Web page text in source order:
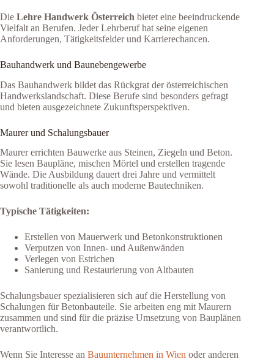
Die Lehre Handwerk Österreich bietet eine beeindruckende
Vielfalt an Berufen. Jeder Lehrberuf hat seine eigenen
Anforderungen, Tätigkeitsfelder und Karrierechancen.
Bauhandwerk und Baunebengewerbe
Das Bauhandwerk bildet das Rückgrat der österreichischen
Handwerkslandschaft. Diese Berufe sind besonders gefragt
und bieten ausgezeichnete Zukunftsperspektiven.
Maurer und Schalungsbauer
Maurer errichten Bauwerke aus Steinen, Ziegeln und Beton.
Sie lesen Baupläne, mischen Mörtel und erstellen tragende
Wände. Die Ausbildung dauert drei Jahre und vermittelt
sowohl traditionelle als auch moderne Bautechniken.
Typische Tätigkeiten:
Erstellen von Mauerwerk und Betonkonstruktionen
Verputzen von Innen- und Außenwänden
Verlegen von Estrichen
Sanierung und Restaurierung von Altbauten
Schalungsbauer spezialisieren sich auf die Herstellung von
Schalungen für Betonbauteile. Sie arbeiten eng mit Maurern
zusammen und sind für die präzise Umsetzung von Bauplänen
verantwortlich.
Wenn Sie Interesse an Bauunternehmen in Wien oder anderen